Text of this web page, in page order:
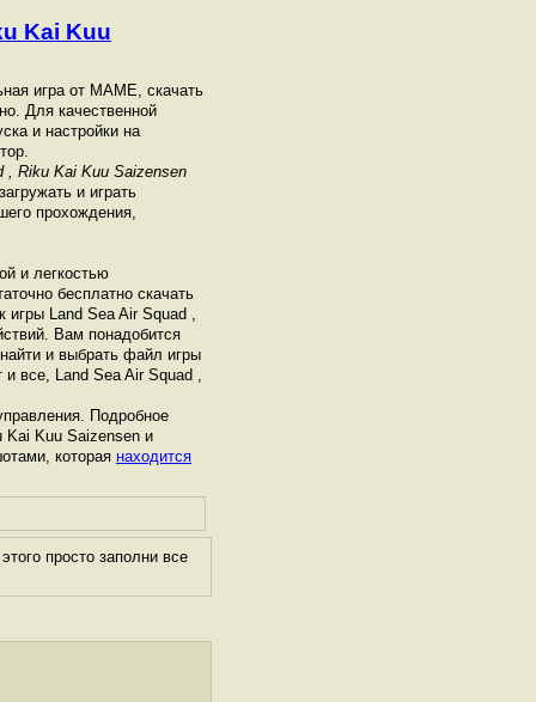
Kai Kuu
игра от МАМЕ, скачать
Для качественной
и настройки на
, Riku Kai Kuu Saizensen
и играть
прохождения,
и легкостью
бесплатно скачать
игры Land Sea Air Squad ,
Вам понадобится
и выбрать файл игры
все, Land Sea Air Squad ,
Подробное
Kai Kuu Saizensen и
которая находится
просто заполни все